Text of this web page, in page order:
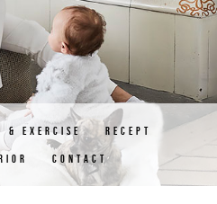
& EXERCISE RECEPT
CONTACT